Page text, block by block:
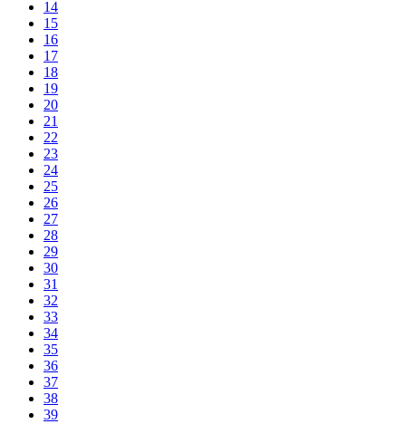
14
15
16
17
18
19
20
21
22
23
24
25
26
27
28
29
30
31
32
33
34
35
36
37
38
39